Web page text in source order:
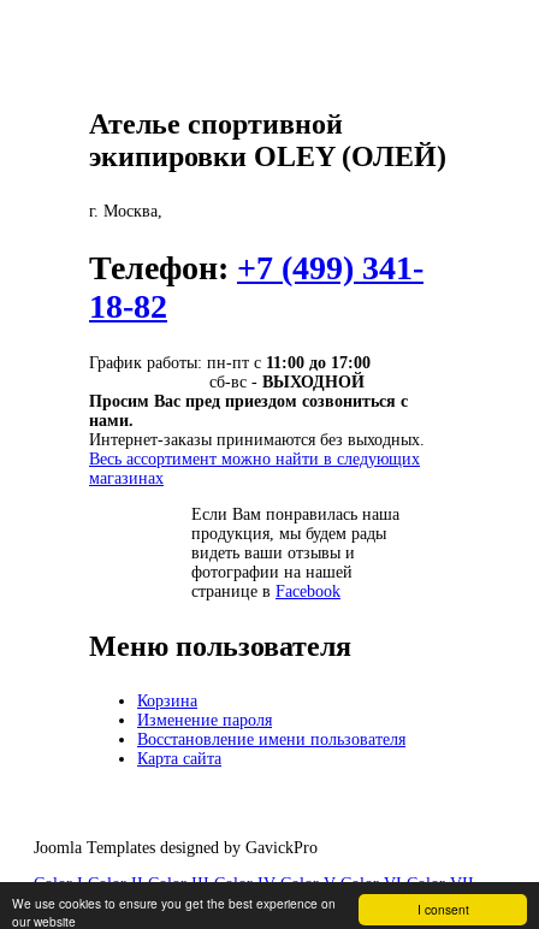
I consent
We use cookies to ensure you get the best experience on
our website
Ателье спортивной
экипировки OLEY (ОЛЕЙ)
г. Москва
Телефон: +7 (499) 341-
18-82
График работы: пн-пт с 11:00 до 17:00
сб-вс - ВЫХОДНОЙ
Просим Вас пред приездом созвониться с
нами.
Интернет-заказы принимаются без выходных.
Весь ассортимент можно найти в следующих
магазинах
Если Вам понравилась наша
продукция, мы будем рады
видеть ваши отзывы и
фотографии на нашей
странице в Facebook
Меню пользователя
Корзина
Изменение пароля
Восстановление имени пользователя
Карта сайта
Joomla Templates designed by GavickPro
Color I Color II Color III Color IV Color V Color VI Color VII
Color VIII Color IX Color X
Gavern Framework